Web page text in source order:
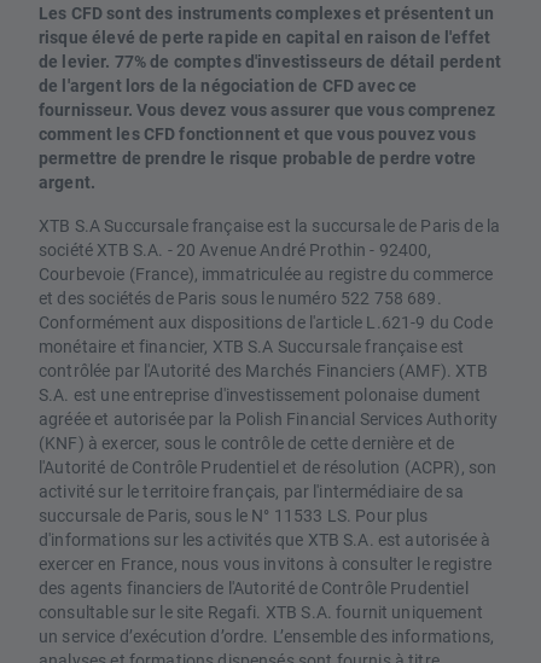
Les CFD sont des instruments complexes et présentent un
risque élevé de perte rapide en capital en raison de l'effet
de levier. 77% de comptes d'investisseurs de détail perdent
de l'argent lors de la négociation de CFD avec ce
fournisseur. Vous devez vous assurer que vous comprenez
comment les CFD fonctionnent et que vous pouvez vous
permettre de prendre le risque probable de perdre votre
argent.
XTB S.A Succursale française est la succursale de Paris de la
société XTB S.A. - 20 Avenue André Prothin - 92400,
Courbevoie (France), immatriculée au registre du commerce
et des sociétés de Paris sous le numéro 522 758 689.
Conformément aux dispositions de l'article L.621-9 du Code
monétaire et financier, XTB S.A Succursale française est
contrôlée par l'Autorité des Marchés Financiers (AMF). XTB
S.A. est une entreprise d'investissement polonaise dument
agréée et autorisée par la Polish Financial Services Authority
(KNF) à exercer, sous le contrôle de cette dernière et de
l'Autorité de Contrôle Prudentiel et de résolution (ACPR), son
activité sur le territoire français, par l'intermédiaire de sa
succursale de Paris, sous le N° 11533 LS. Pour plus
d'informations sur les activités que XTB S.A. est autorisée à
exercer en France, nous vous invitons à consulter le registre
des agents financiers de l'Autorité de Contrôle Prudentiel
consultable sur le site Regafi. XTB S.A. fournit uniquement
un service d’exécution d’ordre. L’ensemble des informations,